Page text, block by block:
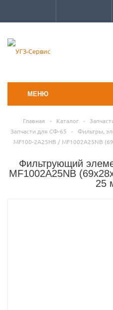
МЕНЮ
Главная - Каталог -
Запчасти для СФ-65
- Фильтры,
MF100-2А25HB / MF1002A25NB
Фильтрующий
MF1002A25NB
25